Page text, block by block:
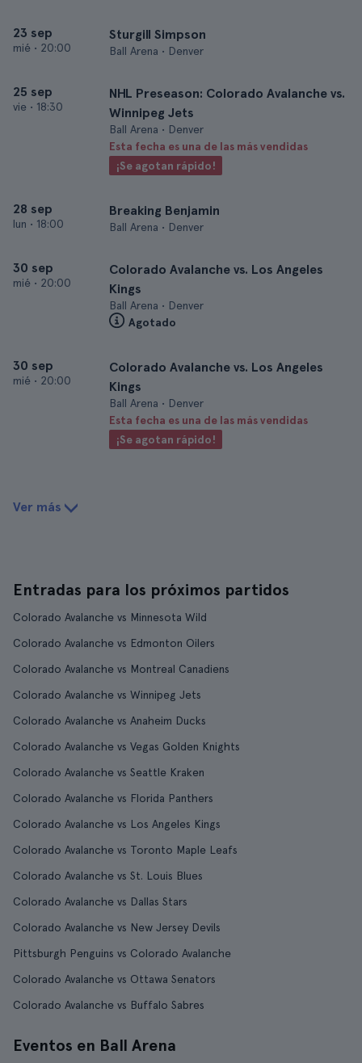
23 sep
mié • 20:00
Sturgill Simpson
Ball Arena • Denver
25 sep
vie • 18:30
NHL Preseason: Colorado Avalanche vs.
Winnipeg Jets
Ball Arena • Denver
Esta fecha es una de las más vendidas
¡Se agotan rápido!
28 sep
lun • 18:00
Breaking Benjamin
Ball Arena • Denver
30 sep
mié • 20:00
Colorado Avalanche vs. Los Angeles
Kings
Ball Arena • Denver
Agotado
30 sep
mié • 20:00
Colorado Avalanche vs. Los Angeles
Kings
Ball Arena • Denver
Esta fecha es una de las más vendidas
¡Se agotan rápido!
Ver más
Entradas para los próximos partidos
Colorado Avalanche vs Minnesota Wild
Colorado Avalanche vs Edmonton Oilers
Colorado Avalanche vs Montreal Canadiens
Colorado Avalanche vs Winnipeg Jets
Colorado Avalanche vs Anaheim Ducks
Colorado Avalanche vs Vegas Golden Knights
Colorado Avalanche vs Seattle Kraken
Colorado Avalanche vs Florida Panthers
Colorado Avalanche vs Los Angeles Kings
Colorado Avalanche vs Toronto Maple Leafs
Colorado Avalanche vs St. Louis Blues
Colorado Avalanche vs Dallas Stars
Colorado Avalanche vs New Jersey Devils
Pittsburgh Penguins vs Colorado Avalanche
Colorado Avalanche vs Ottawa Senators
Colorado Avalanche vs Buffalo Sabres
Eventos en Ball Arena